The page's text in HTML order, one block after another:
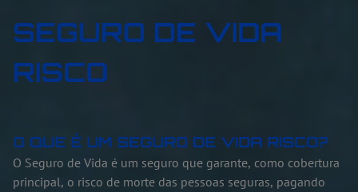
SEGURO DE VIDA
RISCO
O QUE É UM SEGURO DE VIDA RISCO?
O Seguro de Vida é um seguro que garante, como cobertura
principal, o risco de morte das pessoas seguras, pagando